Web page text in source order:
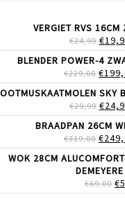
VERGIET RVS 16CM
€24,99
PRIJS
WAS:
€
BLENDER POWER-4
€229,00
PRIJS
WAS:
€
SKY
€29,99
PRIJS
WAS:
€
BRAADPAN 26CM
€319,00
PRIJS
WAS:
€
WOK 28CM
DEMEYERE
€69,00 €